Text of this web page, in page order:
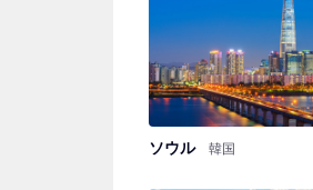
ソウル 韓国